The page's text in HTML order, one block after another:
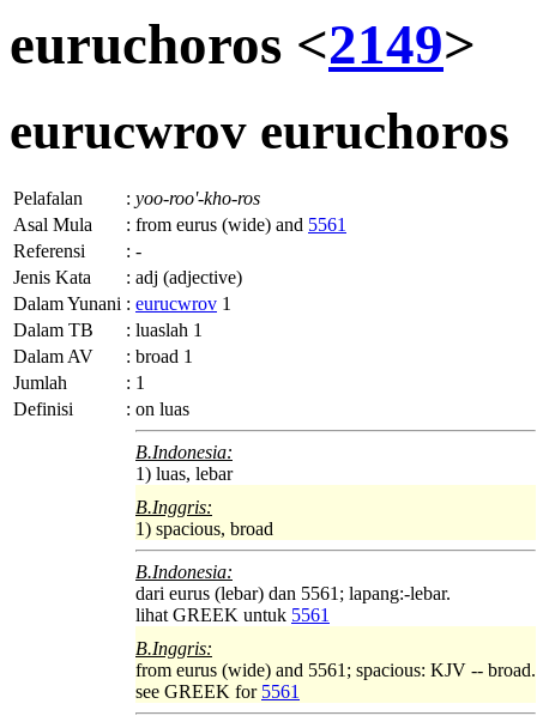
euruchoros <2149>
eurucwrov euruchoros
Pelafalan : yoo-roo'-kho-ros
Asal Mula
: from eurus (wide) and 5561
Referensi
: -
Jenis Kata
: adj (adjective)
Dalam Yunani : eurucwrov 1
Dalam TB
: luaslah 1
Dalam AV
: broad 1
Jumlah
: 1
Definisi
: on luas
B.Indonesia:
1) luas, lebar
B.Inggris:
1) spacious, broad
B.Indonesia:
dari eurus (lebar) dan 5561; lapang:-lebar.
lihat GREEK untuk 5561
B.Inggris:
from eurus (wide) and 5561; spacious: KJV -- broad.
see GREEK for 5561